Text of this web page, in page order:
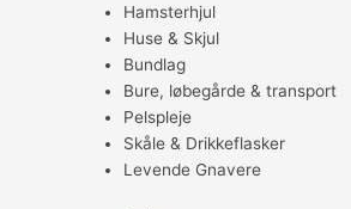
Hamsterhjul
Huse & Skjul
Bundlag
Bure, løbegårde & transport
Pelspleje
Skåle & Drikkeflasker
Levende Gnavere